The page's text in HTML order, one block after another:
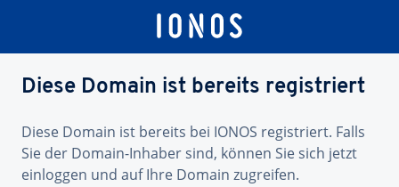
Diese Domain ist bereits registriert
Diese Domain ist bereits bei IONOS registriert. Falls
Sie der Domain-Inhaber sind, können Sie sich jetzt
einloggen und auf Ihre Domain zugreifen.